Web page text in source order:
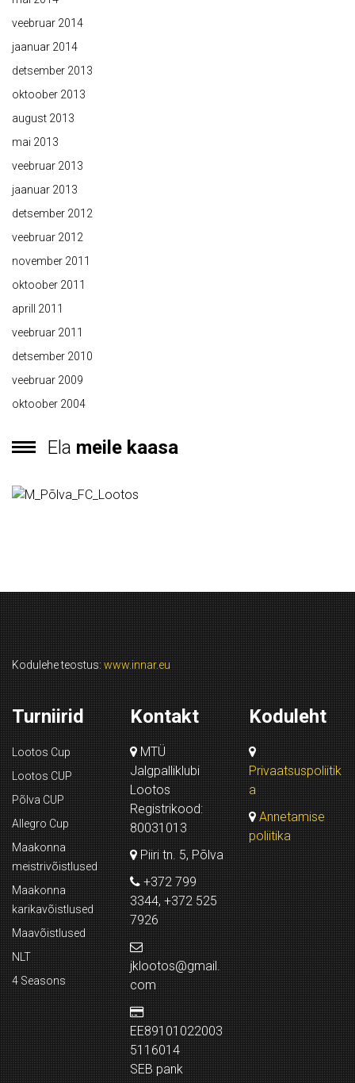
veebruar 2014
jaanuar 2014
detsember 2013
oktoober 2013
august 2013
mai 2013
veebruar 2013
jaanuar 2013
detsember 2012
veebruar 2012
november 2011
oktoober 2011
aprill 2011
veebruar 2011
detsember 2010
veebruar 2009
oktoober 2004
Ela meile kaasa
Kodulehe teostus: www.innar.eu
Turniirid
Lootos Cup
Lootos CUP
Põlva CUP
Allegro Cup
Maakonna
meistrivõistlused
Maakonna
karikavõistlused
Maavõistlused
NLT
4 Seasons
Kontakt
MTÜ
Jalgpalliklubi
Lootos
Registrikood:
80031013
Piiri tn. 5, Põlva
+372 799
3344, +372 525
7926
jklootos@gmail.
com
EE89101022003
5116014
SEB pank
Koduleht
Privaatsuspoliitik
a
Annetamise
poliitika